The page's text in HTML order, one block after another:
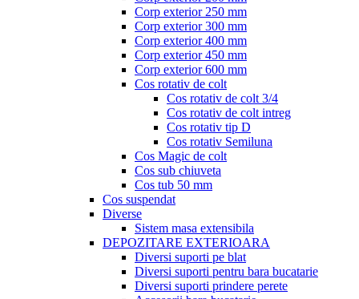
Corp exterior 250 mm
Corp exterior 300 mm
Corp exterior 400 mm
Corp exterior 450 mm
Corp exterior 600 mm
Cos rotativ de colt
Cos rotativ de colt 3/4
Cos rotativ de colt intreg
Cos rotativ tip D
Cos rotativ Semiluna
Cos Magic de colt
Cos sub chiuveta
Cos tub 50 mm
Cos suspendat
Diverse
Sistem masa extensibila
DEPOZITARE EXTERIOARA
Diversi suporti pe blat
Diversi suporti pentru bara bucatarie
Diversi suporti prindere perete